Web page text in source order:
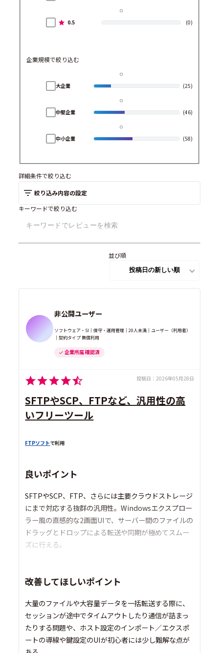
0.5 (0)
企業規模で絞り込む
大企業 (25)
中堅企業 (46)
中小企業 (58)
詳細条件で絞り込む
絞り込み内容の設定
キーワードで絞り込む
並び順
非公開ユーザー
ソフトウェア・SI｜保守・運用管理｜20人未満｜ユーザー（利用者）
｜契約タイプ 無償利用
企業所属 確認済
投稿日： 2026年05月28日
SFTPやSCP、FTPなど、汎用性の高
いフリーツール
FTPソフトで利用
良いポイント
SFTPやSCP、FTP、さらには主要クラウドストレージ
にまで対応する抜群の汎用性。Windowsエクスプロー
ラー風の直感的な2画面UIで、サーバー間のファイルの
ドラッグとドロップによる転送や同期が極めてスムー
ズに行える。
改善してほしいポイント
大量のファイルや大容量データを一括転送する際に、
セッションが途中でタイムアウトしたり通信が詰まっ
たりする問題や、ホスト設定のインポート／エクスポ
ートの導線や鍵設定のUIが初心者には少し難解な点が